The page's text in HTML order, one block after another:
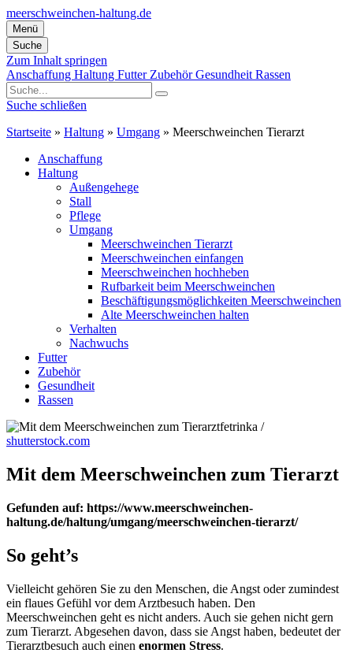
meerschweinchen-haltung.de
Menü
Suche
Zum Inhalt springen
Anschaffung Haltung Futter ZubehörGesundheit Rassen
Suche schließen
Startseite » Haltung » Umgang » Meerschweinchen Tierarzt
Anschaffung
Haltung
Außengehege
Stall
Pflege
Umgang
Meerschweinchen Tierarzt
Meerschweinchen einfangen
Meerschweinchen hochheben
Rufbarkeit beim Meerschweinchen
Beschäftigungsmöglichkeiten Meerschweinchen
Alte Meerschweinchen halten
Verhalten
Nachwuchs
Futter
Zubehör
Gesundheit
Rassen
fetrinka /
shutterstock.com
Mit dem Meerschweinchen zum Tierarzt
Gefunden auf: https://www.meerschweinchen-
haltung.de/haltung/umgang/meerschweinchen-tierarzt/
So geht’s
Vielleicht gehören Sie zu den Menschen, die Angst oder zumindest
ein flaues Gefühl vor dem Arztbesuch haben. Den
Meerschweinchen geht es nicht anders. Auch sie gehen nicht gern
zum Tierarzt. Abgesehen davon, dass sie Angst haben, bedeutet der
Tierarztbesuch auch einen enormen Stress.